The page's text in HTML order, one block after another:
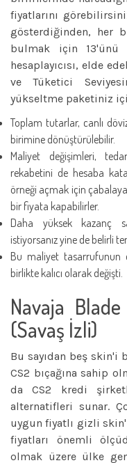
fiyatlarını
gösterdiğinden, her
bulmak için 13'ünü
hesaplayıcısı, elde
ve Tüketici
yükseltme paketiniz
Toplam tutarlar, canlı
birimine dönüştürülebilir.
Maliyet değişimleri,
rekabetini de hesaba
örneği açmak için
bir fiyata kapabilirler.
Daha yüksek kazanç
istiyorsanız yine de belirli
Bu maliyet tasarrufunun
birlikte kalıcı olarak değişti.
Navaja
(Savaş İzli)
Bu sayıdan beş
CS2 bıçağına sahip
da CS2 kredi
alternatifleri sunar.
uygun fiyatlı gizli
fiyatları önemli
olmak üzere ülke